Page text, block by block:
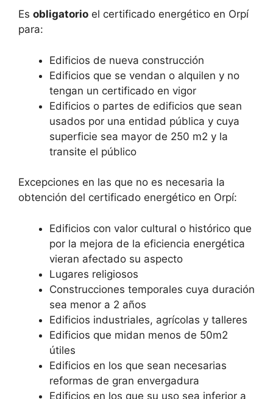
Es obligatorio el certificado energético en Orpí
para:
Edificios de nueva construcción
Edificios que se vendan o alquilen y no
tengan un certificado en vigor
Edificios o partes de edificios que sean
usados por una entidad pública y cuya
superficie sea mayor de 250 m2 y la
transite el público
Excepciones en las que no es necesaria la
obtención del certificado energético en Orpí:
Edificios con valor cultural o histórico que
por la mejora de la eficiencia energética
vieran afectado su aspecto
Lugares religiosos
Construcciones temporales cuya duración
sea menor a 2 años
Edificios industriales, agrícolas y talleres
Edificios que midan menos de 50m2
útiles
Edificios en los que sean necesarias
reformas de gran envergadura
Edificios en los que su uso sea inferior a